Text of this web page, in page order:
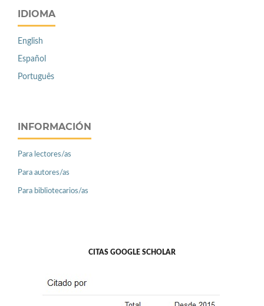
IDIOMA
English
Español
Português
INFORMACIÓN
Para lectores/as
Para autores/as
Para bibliotecarios/as
CITAS GOOGLE SCHOLAR